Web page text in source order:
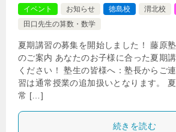
イベント
お知らせ 徳島校 渭北校
田口先生の算数・数学
夏期講習の募集を開始しました！ 藤原
のご案内 あなたのお子様に合った夏期
ください！ 塾生の皆様へ：塾長からご
習は通常授業の追加扱いとなります。
常 […]
続きを読む